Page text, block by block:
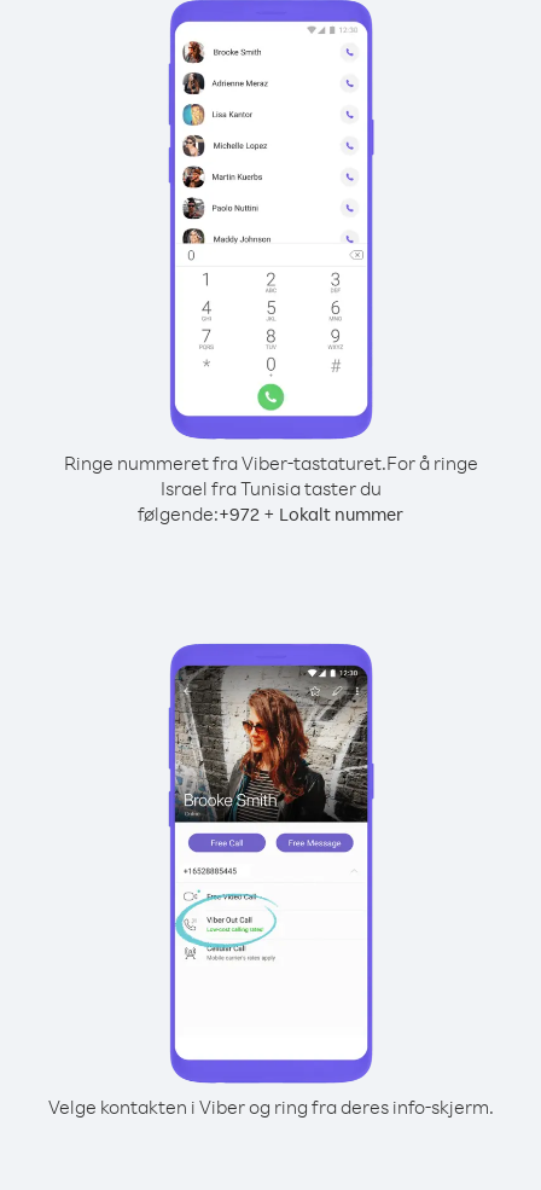
Ringe nummeret fra Viber-tastaturet.For å ringe
Israel fra Tunisia taster du
følgende:+972 + Lokalt nummer
Velge kontakten i Viber og ring fra deres info-skjerm.